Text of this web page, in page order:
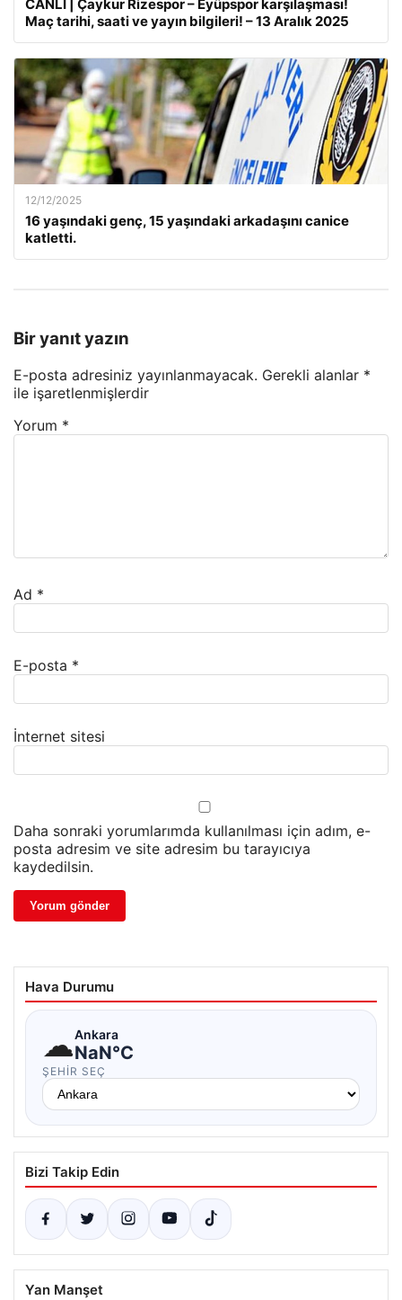
CANLI | Çaykur Rizespor – Eyüpspor karşılaşması!
Maç tarihi, saati ve yayın bilgileri! – 13 Aralık 2025
12/12/2025
16 yaşındaki genç, 15 yaşındaki arkadaşını canice
katletti.
Bir yanıt yazın
E-posta adresiniz yayınlanmayacak. Gerekli alanlar *
ile işaretlenmişlerdir
Yorum *
Ad *
E-posta *
İnternet sitesi
Daha sonraki yorumlarımda kullanılması için adım, e-
posta adresim ve site adresim bu tarayıcıya
kaydedilsin.
Hava Durumu
☁Ankara
NaN°C
ŞEHIR SEÇ
Bizi Takip Edin
Yan Manşet